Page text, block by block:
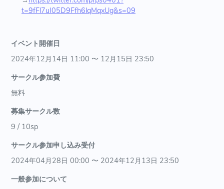
t=9fFl7uI05D9Ffh6lqMqxUg&s=09
イベント開催日
2024年12月14日 11:00 〜 12月15日 23:50
サークル参加費
無料
募集サークル数
9 / 10sp
サークル参加申し込み受付
2024年04月28日 00:00 〜 2024年12月13日 23:50
一般参加について